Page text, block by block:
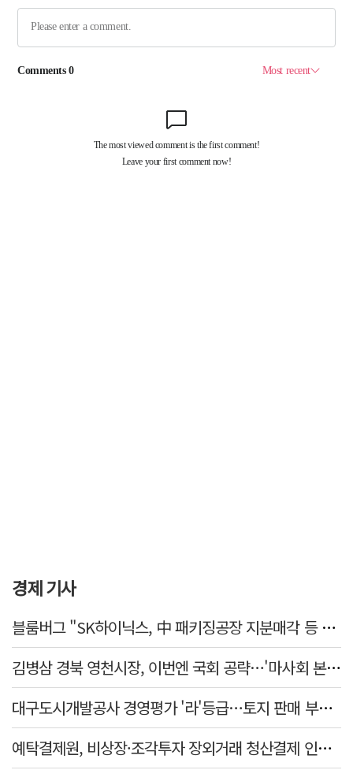
경제 기사
블룸버그 "SK하이닉스, 中 패키징공장 지분매각 등 검토"
김병삼 경북 영천시장, 이번엔 국회 공략…'마사회 본사 이전·광역교통망 확충' 요청
대구도시개발공사 경영평가 '라'등급…토지 판매 부진에 1년 만에 두 단계 '뚝'
예탁결제원, 비상장·조각투자 장외거래 청산결제 인프라 구축 착수…연내 가동